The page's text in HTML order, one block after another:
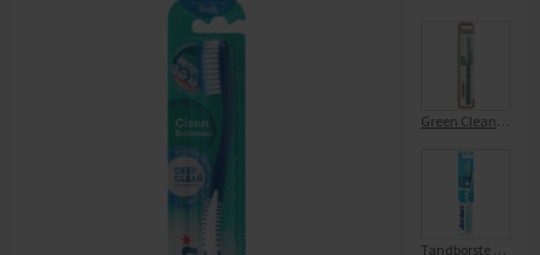
Green Clean Soft
Tandborste Target Teeth & Gum Soft